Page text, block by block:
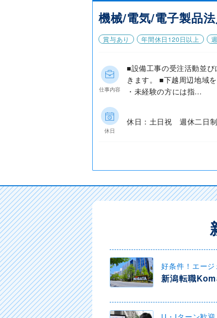
機械/電気/電子製品
賞与あり 年間休日120日以上
仕事内容
■設備工事の受注活動並
きます。 ■下越周辺地域
・未経験の方には指...
休日
休日：土日祝 週休二日
好条件！エージ
新潟転職